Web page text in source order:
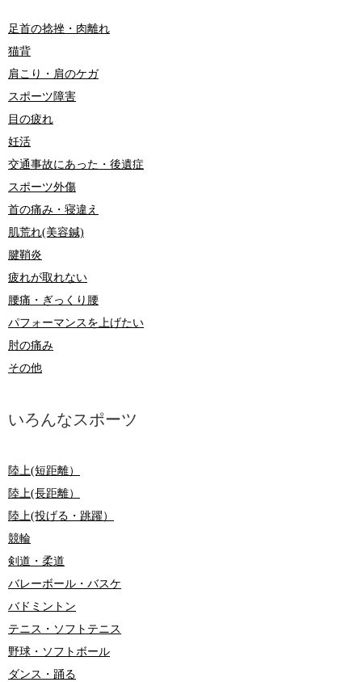
足首の捻挫・肉離れ
猫背
肩こり・肩のケガ
スポーツ障害
目の疲れ
妊活
交通事故にあった・後遺症
スポーツ外傷
首の痛み・寝違え
肌荒れ(美容鍼)
腱鞘炎
疲れが取れない
腰痛・ぎっくり腰
パフォーマンスを上げたい
肘の痛み
その他
いろんなスポーツ
陸上(短距離）
陸上(長距離）
陸上(投げる・跳躍）
競輪
剣道・柔道
バレーボール・バスケ
バドミントン
テニス・ソフトテニス
野球・ソフトボール
ダンス・踊る